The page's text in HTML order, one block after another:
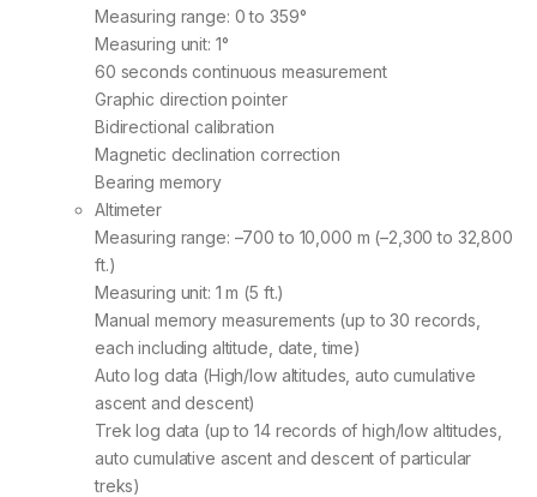
Measuring range: 0 to 359°
Measuring unit: 1°
60 seconds continuous measurement
Graphic direction pointer
Bidirectional calibration
Magnetic declination correction
Bearing memory
Altimeter
Measuring range: –700 to 10,000 m (–2,300 to 32,800
ft.)
Measuring unit: 1 m (5 ft.)
Manual memory measurements (up to 30 records,
each including altitude, date, time)
Auto log data (High/low altitudes, auto cumulative
ascent and descent)
Trek log data (up to 14 records of high/low altitudes,
auto cumulative ascent and descent of particular
treks)